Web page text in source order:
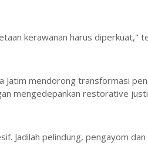
kerawanan harus diperkuat,"
Jatim mendorong transformasi
mengedepankan restorative
Jadilah pelindung, pengayom